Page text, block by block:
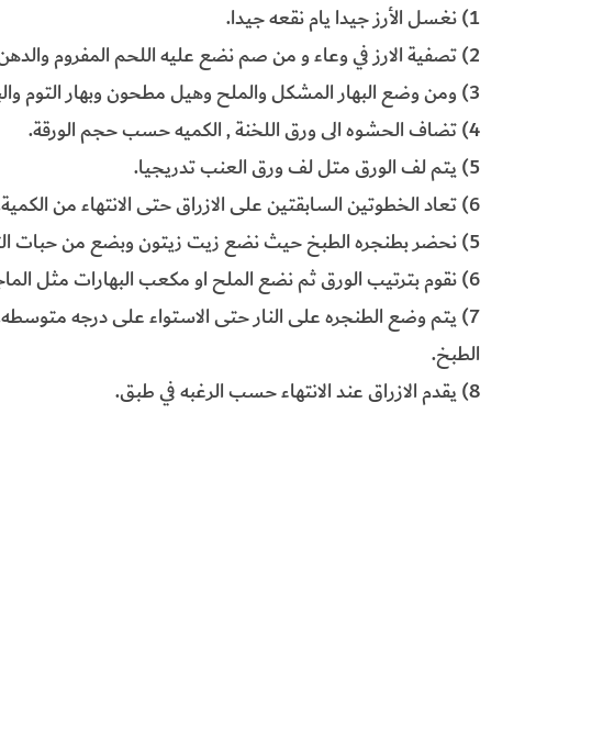
1) نغسل الأرز جيدا يام نقعه جيدا.
2) تصفية الارز في وعاء و من صم نضع عليه اللحم المفروم والدهن (الليه)
3) ومن وضع البهار المشكل والملح وهيل مطحون وبهار التوم والبصل وفنجان من زيت الزيت الزيتون وخلطهم جيدا.
4) تضاف الحشوه الى ورق اللخنة , الكميه حسب حجم الورقة.
5) يتم لف الورق متل لف ورق العنب تدريجيا.
6) تعاد الخطوتين السابقتين على الازراق حتى الانتهاء من الكمية.
5) نحضر بطنجره الطبخ حيث نضع زيت زيتون وبضع من حبات الثوم و جميع شرائح البندوره من ثم تفرد ريش اللحم في قاع الطنجره.
6) نقوم بترتيب الورق ثم نضع الملح او مكعب البهارات مثل الماجي ومن تغمر بالماء بمقدار معقول.
7) يتم وضع الطنجره على النار حتى الاستواء على درجه
الطبخ.
8) يقدم الازراق عند الانتهاء حسب الرغبه في طبق.